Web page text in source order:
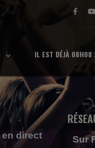
IL EST DÉJÀ
direct
Sur